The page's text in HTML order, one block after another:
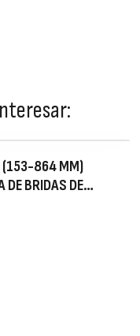
864 MM)
DE BRIDAS DE